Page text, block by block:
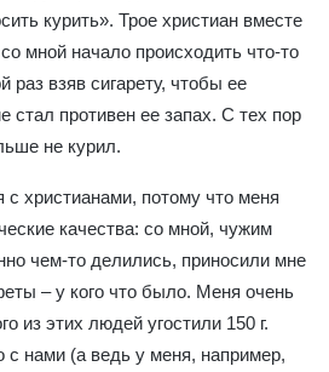
курить». Трое христиан вместе
мной начало происходить что-то
раз взяв сигарету, чтобы ее
стал противен ее запах. С тех пор
не курил.
христианами, потому что меня
качества: со мной, чужим
чем-то делились, приносили мне
– у кого что было. Меня очень
из этих людей угостили 150 г.
с нами (а ведь у меня, например,